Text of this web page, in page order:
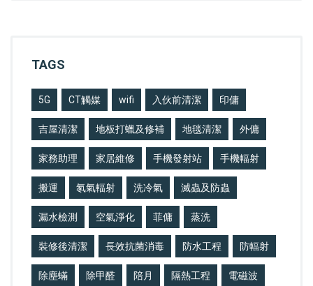
TAGS
5G CT觸媒 wifi 入伙前清潔 印傭
吉屋清潔 地板打蠟及修補 地毯清潔 外傭
家務助理 家居維修 手機發射站 手機輻射
搬運 氡氣輻射 洗冷氣 滅蟲及防蟲
漏水檢測 空氣淨化 菲傭 蒸洗
裝修後清潔 長效抗菌消毒 防水工程 防輻射
除塵蟎 除甲醛 陪月 隔熱工程 電磁波